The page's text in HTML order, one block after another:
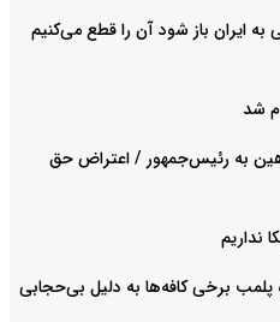
به ایران باز شود آن را قطع می‌کنیم
شد
به رئیس‌جمهور / اعتراض حق
نداریم
برخی کافه‌ها به دلیل بی‌حجابی